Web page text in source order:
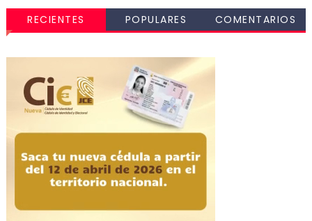
RECIENTES POPULARES COMENTARIOS